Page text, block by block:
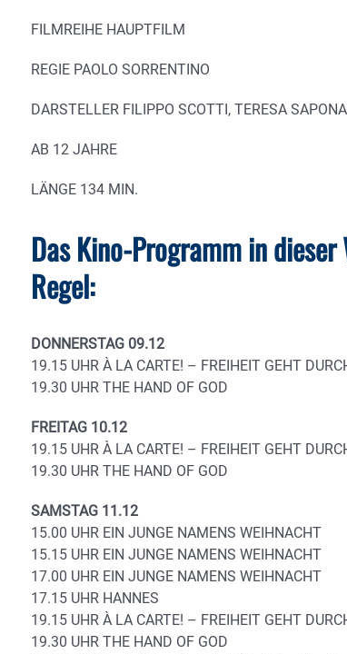
FILMREIHE HAUPTFILM
REGIE PAOLO SORRENTINO
DARSTELLER FILIPPO SCOTTI, TERESA
AB 12 JAHRE
LÄNGE 134 MIN.
Das Kino-Programm in
Regel:
DONNERSTAG 09.12
19.15 UHR À LA CARTE! – FREIHEIT GEHT
19.30 UHR THE HAND OF GOD
FREITAG 10.12
19.15 UHR À LA CARTE! – FREIHEIT GEHT
19.30 UHR THE HAND OF GOD
SAMSTAG 11.12
15.00 UHR EIN JUNGE NAMENS WEIHNACHT
15.15 UHR EIN JUNGE NAMENS WEIHNACHT
17.00 UHR EIN JUNGE NAMENS WEIHNACHT
17.15 UHR HANNES
19.15 UHR À LA CARTE! – FREIHEIT GEHT
19.30 UHR THE HAND OF GOD